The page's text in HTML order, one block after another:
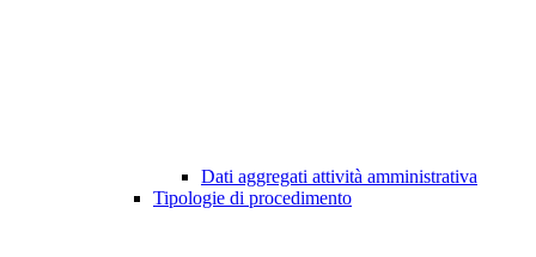
Dati aggregati attività amministrativa
Tipologie di procedimento